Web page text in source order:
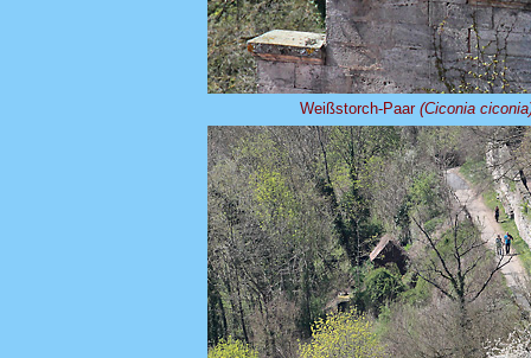
Weißstorch-Paar (Ciconia